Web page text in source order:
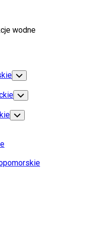
wodne
Toggle
Child
Menu
Toggle
Child
Menu
Toggle
Child